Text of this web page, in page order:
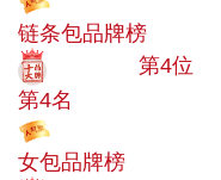
链条包品牌榜
第4位
第4名
女包品牌榜